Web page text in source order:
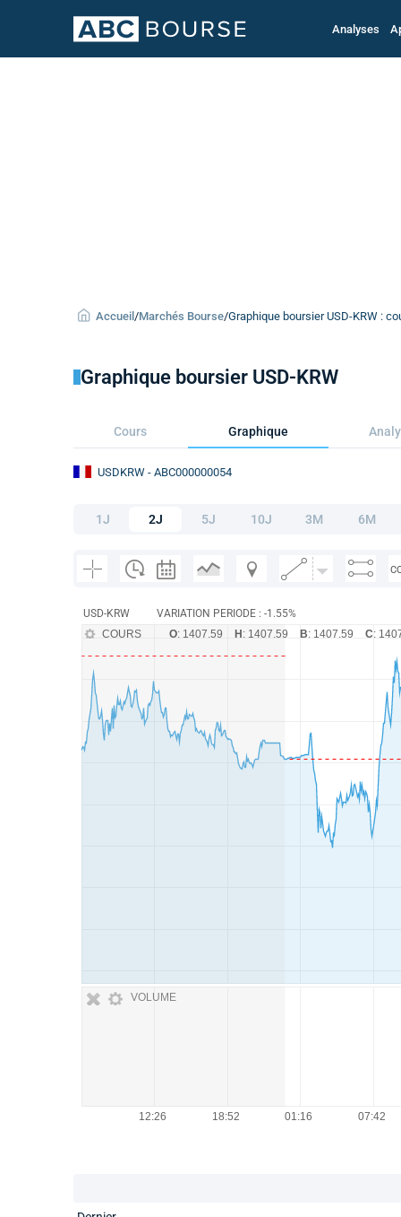
Analyses
Accueil /Marchés Bourse/Graphique boursier USD-KRW :
Graphique boursier USD-KRW
Cours Graphique
USDKRW - ABC000000054
1J 2J 5J 10J 3M 6M
USD-KRW VARIATION PERIODE : -1.55%
VOLUME
COURS O: 1407.59 H : 1407.59 B: 1407.59 C: